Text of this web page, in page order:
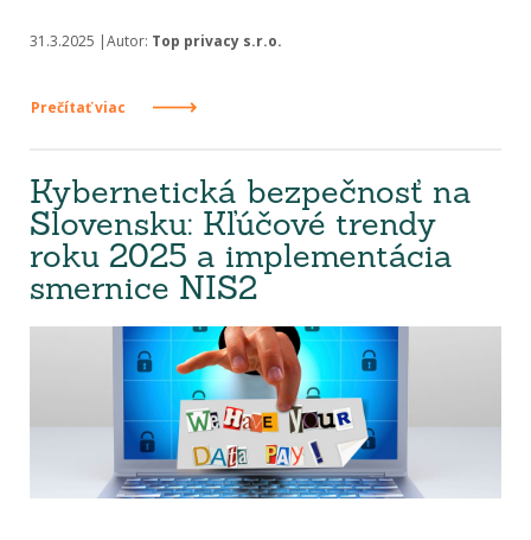
31.3.2025 |Autor: Top privacy s.r.o.
Prečítať viac
Kybernetická bezpečnosť na
Slovensku: Kľúčové trendy
roku 2025 a implementácia
smernice NIS2